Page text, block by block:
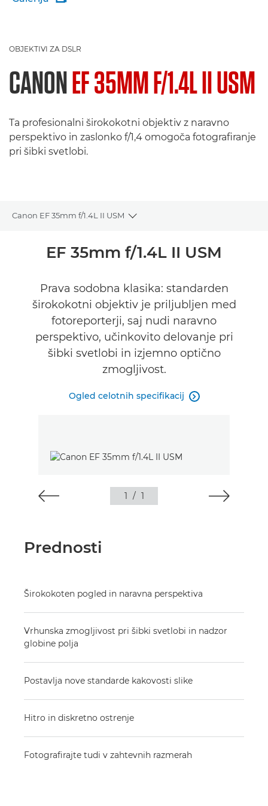
OBJEKTIVI ZA DSLR
CANONEF 35MM F/1.4L II USM
Ta profesionalni širokokotni objektiv z naravno
perspektivo in zaslonko f/1,4 omogoča fotografiranje
pri šibki svetlobi.
Canon EF 35mm f/1.4L II USM
Toggle breadcrumbs
EF 35mm f/1.4L II USM
Prava sodobna klasika: standarden
širokokotni objektiv je priljubljen med
fotoreporterji, saj nudi naravno
perspektivo, učinkovito delovanje pri
šibki svetlobi in izjemno optično
zmogljivost.
Ogled celotnih specifikacij 
1 / 1
Prednosti
Širokokoten pogled in naravna perspektiva
Vrhunska zmogljivost pri šibki svetlobi in nadzor
globine polja
Postavlja nove standarde kakovosti slike
Hitro in diskretno ostrenje
Fotografirajte tudi v zahtevnih razmerah